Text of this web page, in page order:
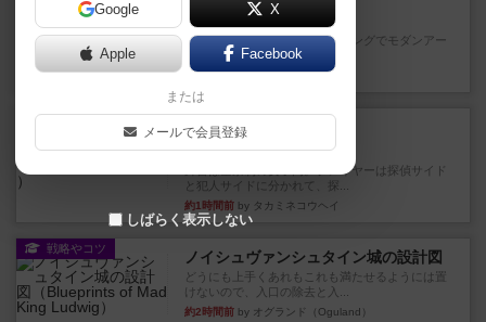
一線を画す
簡単に言うと、トリックテイキングでモダンアー
トを行う、と言ったゲーム。...
29分前by タカミネコウヘイ
レビュー
画像付き
しあわせのいと
舞台は全寮制の女子高。プレイヤーは探偵サイド
と犯人サイドに分かれて、探...
約1時間前 by タカミネコウヘイ
戦略やコツ ノイシュヴァンシュタイン城の設計図
どうにも上手くあれもこれも満たせるようには置
けないので、入口の除去と入...
約2時間前 by オグランド（Oguland）
Google X
Apple Facebook
または
メールで会員登録
しばらく表示しない